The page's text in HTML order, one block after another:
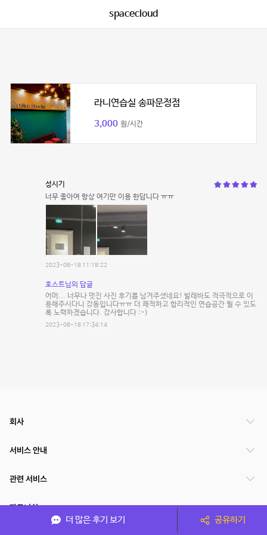
spacecloud
라니연습실 송파문정점
3,000 원/시간
성시기
너무 좋아여 항상 여기만 이용 한답니다 ㅠㅠ
2023-08-18 11:18:22
호스트님의 답글
어머... 너무나 멋진 사진 후기를 남겨주셨네요! 발레바도 적극적으로 이
용해주시다니 감동입니다ㅠㅠ 더 쾌적하고 합리적인 연습공간 될 수 있도
록 노력하겠습니다. 감사합니다 :-)
2023-08-18 17:34:14
더 많은 후기 보기 공유하기
회사
서비스 안내
관련 서비스
파트너쉽